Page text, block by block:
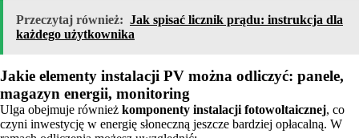
Przeczytaj również: Jak spisać licznik prądu: instrukcja dla
każdego użytkownika
Jakie elementy instalacji PV można odliczyć: panele,
magazyn energii, monitoring
Ulga obejmuje również komponenty instalacji fotowoltaicznej, co
czyni inwestycję w energię słoneczną jeszcze bardziej opłacalną. W